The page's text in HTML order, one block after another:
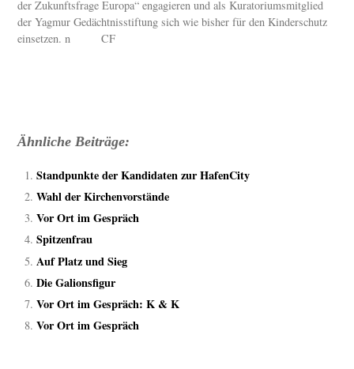
der Zukunftsfrage Europa“ engagieren und als Kuratoriumsmitglied
der Yagmur Gedächtnisstiftung sich wie bisher für den Kinderschutz
einsetzen. n CF
Ähnliche Beiträge:
Standpunkte der Kandidaten zur HafenCity
Wahl der Kirchenvorstände
Vor Ort im Gespräch
Spitzenfrau
Auf Platz und Sieg
Die Galionsfigur
Vor Ort im Gespräch: K & K
Vor Ort im Gespräch